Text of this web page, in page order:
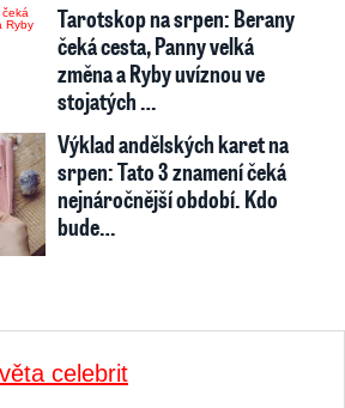
Tarotskop na srpen: Berany
čeká cesta, Panny velká
změna a Ryby uvíznou ve
stojatých …
Výklad andělských karet na
srpen: Tato 3 znamení čeká
nejnáročnější období. Kdo
bude…
celebrit